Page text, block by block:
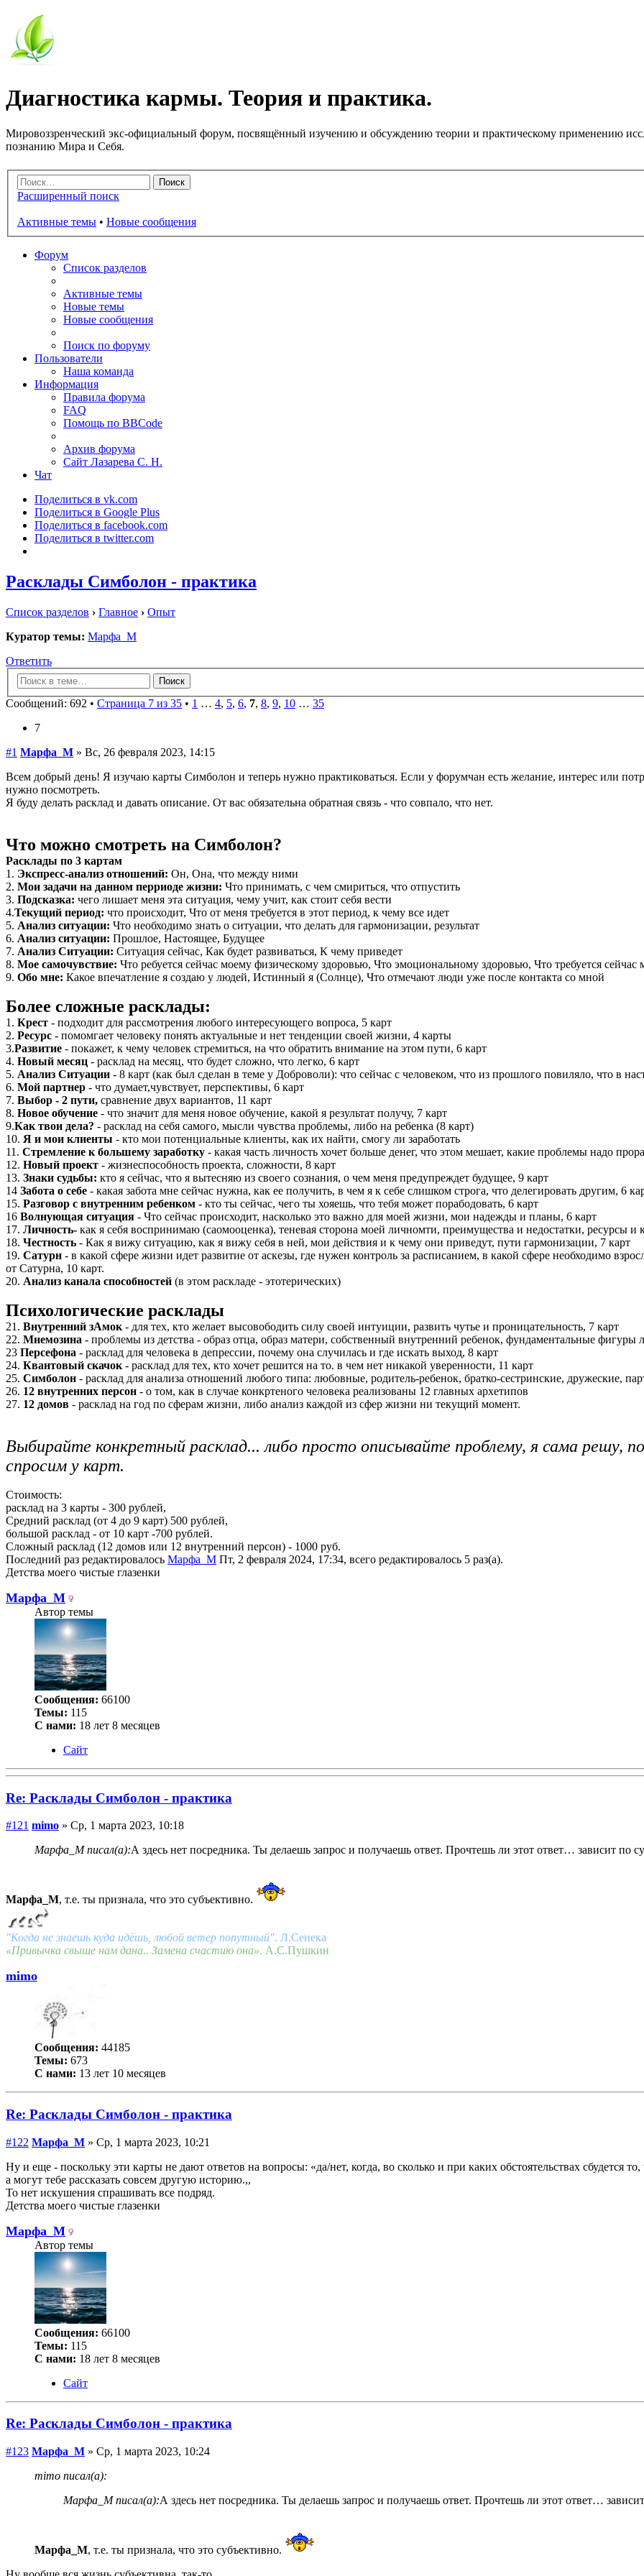
Диагностика кармы. Теория и практика.
Мировоззренческий экс-официальный форум, посвящённый изучению и обсуждению теории и практическому применению
познанию Мира и Себя.
Расширенный поиск
Активные темы • Новые сообщения
Форум
Список разделов
Активные темы
Новые темы
Новые сообщения
Поиск по форуму
Пользователи
Наша команда
Информация
Правила форума
FAQ
Помощь по BBCode
Архив форума
Сайт Лазарева С. Н.
Чат
Поделиться в vk.com
Поделиться в Google Plus
Поделиться в facebook.com
Поделиться в twitter.com
Расклады Симболон - практика
Список разделов › Главное › Опыт
Куратор темы: Марфа_М
Ответить
Сообщений: 692 • Страница 7 из 35 • 1 … 4, 5, 6, 7, 8, 9, 10 … 35
7
#1 Марфа_М » Вс, 26 февраля 2023, 14:15
Всем добрый день! Я изучаю карты Симболон и теперь нужно практиковаться. Если у форумчан есть желание, интерес или
нужно посмотреть.
Я буду делать расклад и давать описание. От вас обязательна обратная связь - что совпало, что нет.
Что можно смотреть на Симболон?
Расклады по 3 картам
1. Экспресс-анализ отношений: Он, Она, что между ними
2. Мои задачи на данном перриоде жизни: Что принимать, с чем смириться, что отпустить
3. Подсказка: чего лишает меня эта ситуация, чему учит, как стоит себя вести
4.Текущий период: что происходит, Что от меня требуется в этот период, к чему все идет
5. Анализ ситуации: Что необходимо знать о ситуации, что делать для гармонизации, результат
6. Анализ ситуации: Прошлое, Настоящее, Будущее
7. Анализ Ситуации: Ситуация сейчас, Как будет развиваться, К чему приведет
8. Мое самочувствие: Что ребуется сейчас моему физическому здоровью, Что эмоциональному здоровью, Что требуется
9. Обо мне: Какое впечатление я создаю у людей, Истинный я (Солнце), Что отмечают люди уже после контакта со мной
Более сложные расклады:
1. Крест - подходит для рассмотрения любого интересующего вопроса, 5 карт
2. Ресурс - помомгает человеку понять актуальные и нет тенденции своей жизни, 4 карты
3.Развитие - покажет, к чему человек стремиться, на что обратить внимание на этом пути, 6 карт
4. Новый месяц - расклад на месяц, что будет сложно, что легко, 6 карт
5. Анализ Ситуации - 8 карт (как был сделан в теме у Доброволи): что сейчас с человеком, что из прошлого повиляло, что в
6. Мой партнер - что думает,чувствует, перспективы, 6 карт
7. Выбор - 2 пути, сравнение двух вариантов, 11 карт
8. Новое обучение - что значит для меня новое обучение, какой я результат получу, 7 карт
9.Как твои дела? - расклад на себя самого, мысли чувства проблемы, либо на ребенка (8 карт)
10. Я и мои клиенты - кто мои потенциальные клиенты, как их найти, смогу ли заработать
11. Стремление к большему заработку - какая часть личность хочет больше денег, что этом мешает, какие проблемы надо
12. Новый проект - жизнеспособность проекта, сложности, 8 карт
13. Знаки судьбы: кто я сейчас, что я вытесняю из своего сознания, о чем меня предупреждет будущее, 9 карт
14 Забота о себе - какая забота мне сейчас нужна, как ее получить, в чем я к себе слишком строга, что делегировать другим, 6
15. Разговор с внутренним ребенком - кто ты сейчас, чего ты хояешь, что тебя может порабодовать, 6 карт
16 Волнующая ситуация - Что сейчас происходит, насколько это важно для моей жизни, мои надежды и планы, 6 карт
17. Личность- как я себя воспринимаю (саомооценка), теневая сторона моей личномти, преимущества и недостатки, ресурсы и
18. Честность - Как я вижу ситуацию, как я вижу себя в ней, мои действия и к чему они приведут, пути гармонизации, 7 карт
19. Сатурн - в какой сфере жизни идет развитие от аскезы, где нужен контроль за расписанием, в какой сфере необходимо
от Сатурна, 10 карт.
20. Анализ канала способностей (в этом раскладе - этотерических)
Психологические расклады
21. Внутренний зАмок - для тех, кто желает высовободить силу своей интуиции, развить чутье и проницательность, 7 карт
22. Мнемозина - проблемы из детства - образ отца, образ матери, собственный внутренний ребенок, фундаментальные фигуры
23 Персефона - расклад для человека в депрессии, почему она случилась и где искать выход, 8 карт
24. Квантовый скачок - расклад для тех, кто хочет решится на то. в чем нет никакой уверенности, 11 карт
25. Симболон - расклад для анализа отношений любого типа: любовные, родитель-ребенок, братко-сестринские, дружеские,
26. 12 внутренних персон - о том, как в случае конкртеного человека реализованы 12 главных архетипов
27. 12 домов - расклад на год по сферам жизни, либо анализ каждой из сфер жизни ни текущий момент.
Выбирайте конкретный расклад... либо просто описывайте проблему, я сама решу,
спросим у карт.
Стоимость:
расклад на 3 карты - 300 рублей,
Средний расклад (от 4 до 9 карт) 500 рублей,
большой расклад - от 10 карт -700 рублей.
Сложный расклад (12 домов или 12 внутренний персон) - 1000 руб.
Последний раз редактировалось Марфа_М Пт, 2 февраля 2024, 17:34, всего редактировалось 5 раз(а).
Детства моего чистые глазенки
Марфа_М
Автор темы
Сообщения: 66100
Темы: 115
С нами: 18 лет 8 месяцев
Сайт
Re: Расклады Симболон - практика
#121 mimo » Ср, 1 марта 2023, 10:18
Марфа_М писал(а):А здесь нет посредника. Ты делаешь запрос и получаешь ответ. Прочтешь ли этот ответ… зависит по
Марфа_М, т.е. ты признала, что это субъективно.
"Когда не знаешь куда идёшь, любой ветер попутный". Л.Сенека
«Привычка свыше нам дана.. Замена счастию она». А.С.Пушкин
mimo
Сообщения: 44185
Темы: 673
С нами: 13 лет 10 месяцев
Re: Расклады Симболон - практика
#122 Марфа_М » Ср, 1 марта 2023, 10:21
Ну и еще - поскольку эти карты не дают ответов на вопросы: «да/нет, когда, во сколько и при каких обстоятельствах сбудется
а могут тебе рассказать совсем другую историю.,,
То нет искушения спрашивать все подряд.
Детства моего чистые глазенки
Марфа_М
Автор темы
Сообщения: 66100
Темы: 115
С нами: 18 лет 8 месяцев
Сайт
Re: Расклады Симболон - практика
#123 Марфа_М » Ср, 1 марта 2023, 10:24
mimo писал(а):
Марфа_М писал(а):А здесь нет посредника. Ты делаешь запрос и получаешь ответ. Прочтешь ли этот ответ…
Марфа_М, т.е. ты признала, что это субъективно.